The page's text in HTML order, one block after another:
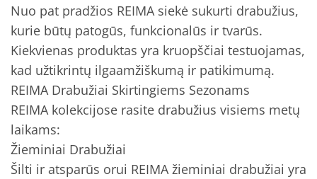
Nuo pat pradžios REIMA siekė sukurti drabužius,
kurie būtų patogūs, funkcionalūs ir tvarūs.
Kiekvienas produktas yra kruopščiai testuojamas,
kad užtikrintų ilgaamžiškumą ir patikimumą.
REIMA Drabužiai Skirtingiems Sezonams
REIMA kolekcijose rasite drabužius visiems metų
laikams:
Žieminiai Drabužiai
Šilti ir atsparūs orui REIMA žieminiai drabužiai yra